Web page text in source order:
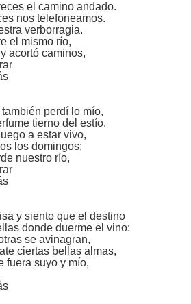
el camino andado.
nos telefoneamos.
verborragia.
el mismo río,
acortó caminos,
perdí lo mío,
tierno del estío.
a estar vivo,
los domingos;
nuestro río,
y siento que el destino
donde duerme el vino:
se avinagran,
ciertas bellas almas,
fuera suyo y mío,